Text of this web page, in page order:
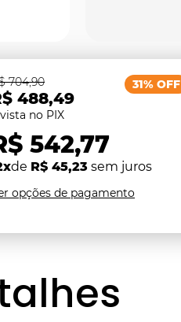
488,49
704,90
542,77
de R$ 45,23 sem juros
31% OFF
opções de pagamento